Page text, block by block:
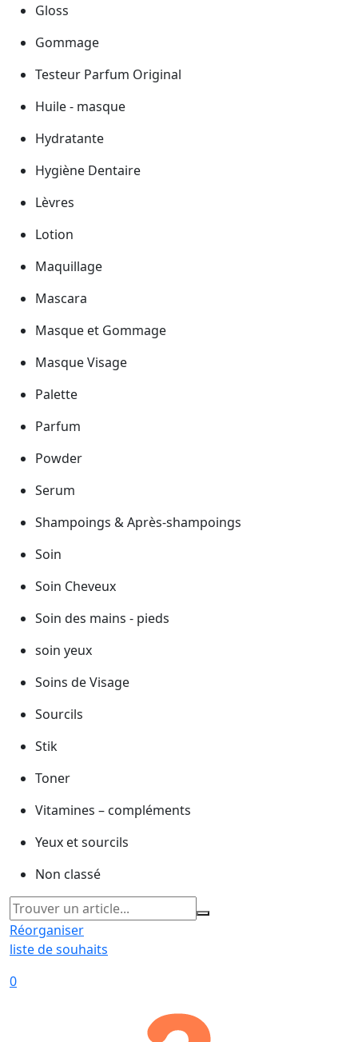
Gloss
Gommage
Testeur Parfum Original
Huile - masque
Hydratante
Hygiène Dentaire
Lèvres
Lotion
Maquillage
Mascara
Masque et Gommage
Masque Visage
Palette
Parfum
Powder
Serum
Shampoings & Après-shampoings
Soin
Soin Cheveux
Soin des mains - pieds
soin yeux
Soins de Visage
Sourcils
Stik
Toner
Vitamines – compléments
Yeux et sourcils
Non classé
Réorganiser
liste de souhaits
0